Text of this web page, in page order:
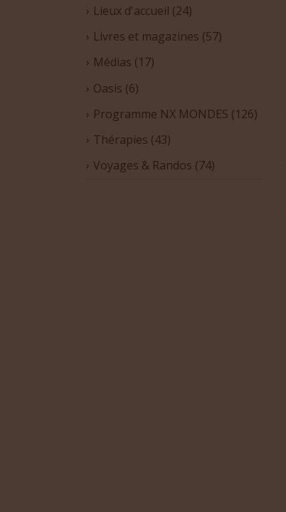
Lieux d'accueil (24)
Livres et magazines (57)
Médias (17)
Oasis (6)
Programme NX MONDES (126)
Thérapies (43)
Voyages & Randos (74)